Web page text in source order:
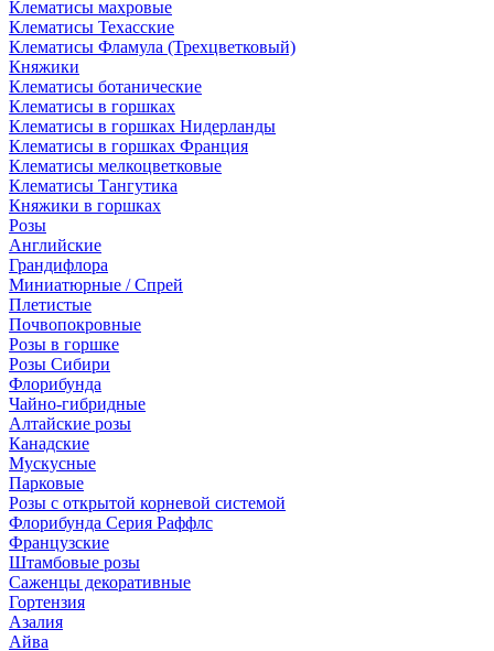
Клематисы махровые
Клематисы Техасские
Клематисы Фламула (Трехцветковый)
Княжики
Клематисы ботанические
Клематисы в горшках
Клематисы в горшках Нидерланды
Клематисы в горшках Франция
Клематисы мелкоцветковые
Клематисы Тангутика
Княжики в горшках
Розы
Английские
Грандифлора
Миниатюрные / Спрей
Плетистые
Почвопокровные
Розы в горшке
Розы Сибири
Флорибунда
Чайно-гибридные
Алтайские розы
Канадские
Мускусные
Парковые
Розы с открытой корневой системой
Флорибунда Серия Раффлс
Французские
Штамбовые розы
Саженцы декоративные
Гортензия
Азалия
Айва